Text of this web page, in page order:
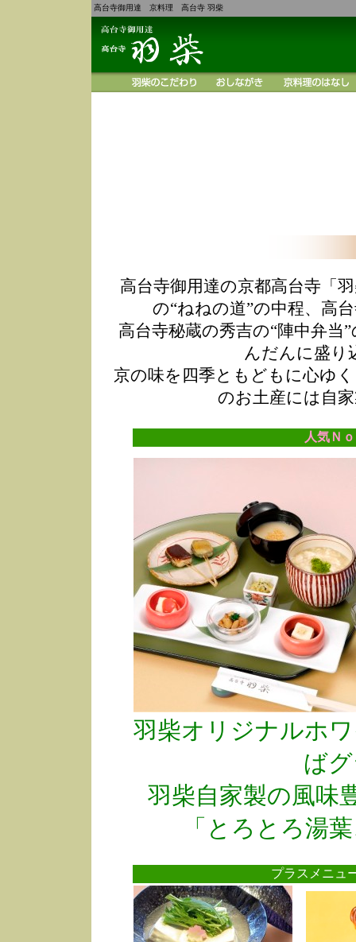
高台寺御用達 京料理 高台寺 羽柴
高台寺御用達の京都高台寺「
の“ねねの道”の中程、高
高台寺秘蔵の秀吉の“陣中弁
んだんに盛り
京の味を四季ともどもに心ゆ
のお土産には自
人気Ｎ
羽柴オリジナルホ
ば
羽柴自家製の風味
「とろとろ湯
プラスメニ